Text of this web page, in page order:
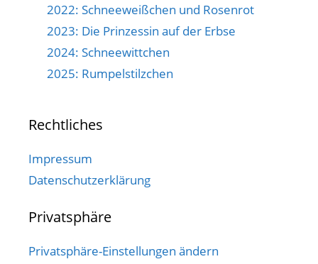
2022: Schneeweißchen und Rosenrot
2023: Die Prinzessin auf der Erbse
2024: Schneewittchen
2025: Rumpelstilzchen
Rechtliches
Impressum
Datenschutzerklärung
Privatsphäre
Privatsphäre-Einstellungen ändern